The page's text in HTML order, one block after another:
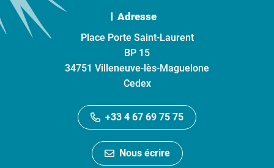
Adresse
Place Porte Saint-Laurent
BP 15
34751 Villeneuve-lès-Maguelone
Cedex
+33 4 67 69 75 75
Nous écrire